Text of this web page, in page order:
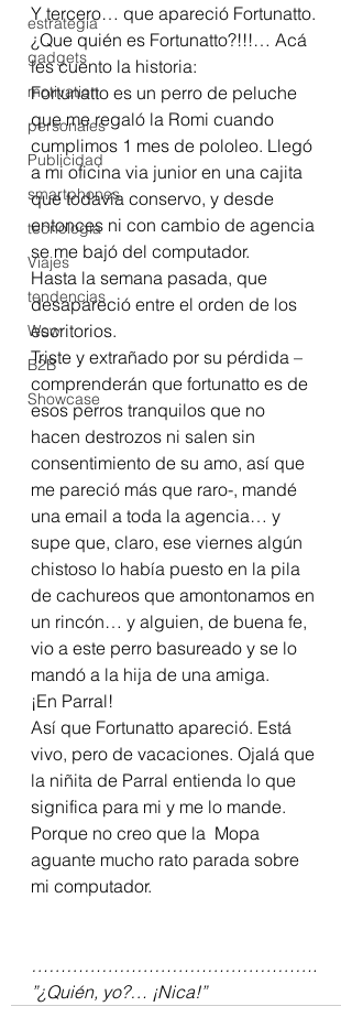
estrategia
gadgets
motivation
personales
Publicidad
smartphones
tecnología
Viajes
tendencias
Wow
B2B
Showcase
Y tercero… que apareció Fortunatto.
¿Que quién es Fortunatto?!!!… Acá
les cuento la historia:
Fortunatto es un perro de peluche
que me regaló la Romi cuando
cumplimos 1 mes de pololeo. Llegó
a mi oficina via junior en una cajita
que todavía conservo, y desde
entonces ni con cambio de agencia
se me bajó del computador.
Hasta la semana pasada, que
desapareció entre el orden de los
escritorios.
Triste y extrañado por su pérdida –
comprenderán que fortunatto es de
esos perros tranquilos que no
hacen destrozos ni salen sin
consentimiento de su amo, así que
me pareció más que raro-, mandé
una email a toda la agencia… y
supe que, claro, ese viernes algún
chistoso lo había puesto en la pila
de cachureos que amontonamos en
un rincón… y alguien, de buena fe,
vio a este perro basureado y se lo
mandó a la hija de una amiga.
¡En Parral!
Así que Fortunatto apareció. Está
vivo, pero de vacaciones. Ojalá que
la niñita de Parral entienda lo que
significa para mi y me lo mande.
Porque no creo que la  Mopa
aguante mucho rato parada sobre
mi computador.
………………………………………….
”¿Quién, yo?… ¡Nica!”